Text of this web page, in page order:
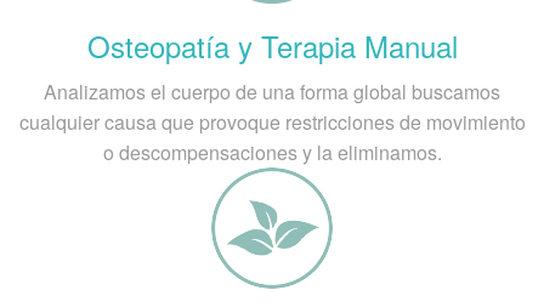
Osteopatía y Terapia Manual
Analizamos el cuerpo de una forma global buscamos
cualquier causa que provoque restricciones de movimiento
o descompensaciones y la eliminamos.